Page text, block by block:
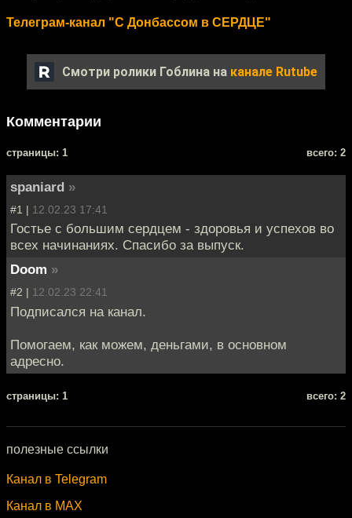
Телеграм-канал "С Донбассом в СЕРДЦЕ"
Смотри ролики Гоблина на канале Rutube
Комментарии
cтраницы: 1 всего: 2
spaniard »
#1 | 12.02.23 17:41
Гостье с большим сердцем - здоровья и успехов во
всех начинаниях. Спасибо за выпуск.
Doom »
#2 | 12.02.23 22:41
Подписался на канал.
Помогаем, как можем, деньгами, в основном
адресно.
cтраницы: 1 всего: 2
полезные ссылки
Канал в Telegram
Канал в MAX